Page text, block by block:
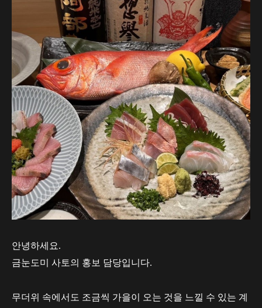
안녕하세요.
금눈도미 사토의 홍보 담당입니다.
무더위 속에서도 조금씩 가을이 오는 것을 느낄 수 있는 계